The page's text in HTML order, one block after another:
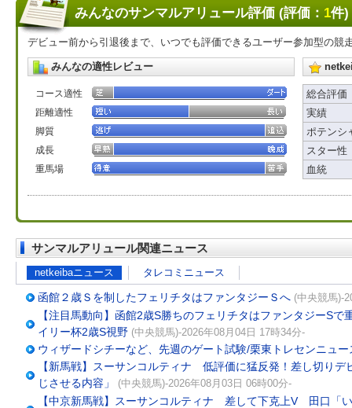
みんなのサンマルアリュール評価 (評価： 1件)
デビュー前から引退後まで、いつでも評価できるユーザー参加型の競
みんなの適性レビュー
コース適性
距離適性
脚質
成長
重馬場
総合評価
実績
ポテンシ
スター性
血統
サンマルアリュール関連ニュース
netkeibaニュース タレコミニュース
函館２歳Ｓを制したフェリチタはファンタジーＳへ (中央競馬)-
【注目馬動向】函館2歳S勝ちのフェリチタはファンタジーS
イリー杯2歳S視野 (中央競馬)-2026年08月04日 17時34分-
ウィザードシチーなど、先週のゲート試験/栗東トレセンニュー
【新馬戦】スーサンコルティナ 低評価に猛反発！差し切り
じさせる内容」
(中央競馬)-2026年08月03日 06時00分-
【中京新馬戦】スーサンコルティナ 差して下克上V 田口「